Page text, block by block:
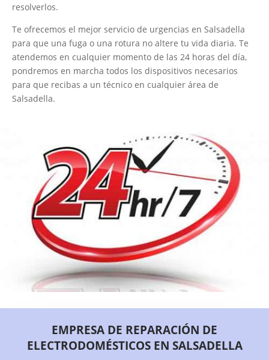
resolverlos.
Te ofrecemos el mejor servicio de urgencias en Salsadella
para que una fuga o una rotura no altere tu vida diaria. Te
atendemos en cualquier momento de las 24 horas del día,
pondremos en marcha todos los dispositivos necesarios
para que recibas a un técnico en cualquier área de
Salsadella.
EMPRESA DE REPARACIÓN DE
ELECTRODOMÉSTICOS EN SALSADELLA